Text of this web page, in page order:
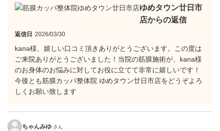
ゆめタウン廿日市
店からの返信
返信日 2026/03/30
kana様、嬉しい口コミ頂きありがとうございます。この度は
ご来院ありがとうございました！当院の筋膜施術が、kana様
のお身体のお悩みに対してお役に立てて非常に嬉しいです！
今後とも筋膜カッパ整体院 ゆめタウン廿日市店をどうぞよろ
しくお願い致します
ちゃんみゆ さん